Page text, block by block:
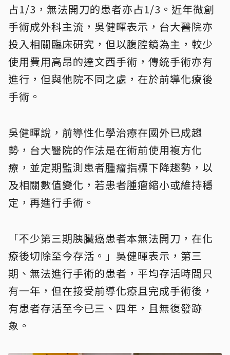
占1/3，無法開刀的患者亦占1/3。近年微創
手術成外科主流，吳健暉表示，台大醫院亦
投入相關臨床研究，但以腹腔鏡為主，較少
使用費用高昂的達文西手術，傳統手術亦有
進行，但與他院不同之處，在於前導化療後
手術。
吳健暉說，前導性化學治療在國外已成趨
勢，台大醫院的作法是在術前使用複方化
療，並定期監測患者腫瘤指標下降趨勢，以
及相關數值變化，若患者腫瘤縮小或維持穩
定，再進行手術。
「不少第三期胰臟癌患者本無法開刀，在化
療後切除至今存活。」吳健暉表示，第三
期、無法進行手術的患者，平均存活時間只
有一年，但在接受前導化療且完成手術後，
有患者存活至今已三、四年，且無復發跡
象。